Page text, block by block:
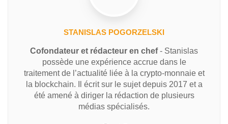
STANISLAS POGORZELSKI
Cofondateur et rédacteur en chef- Stanislas
possède une expérience accrue dans le
traitement de l’actualité liée à la crypto-monnaie et
la blockchain. Il écrit sur le sujet depuis 2017 et a
été amené à diriger la rédaction de plusieurs
médias spécialisés.